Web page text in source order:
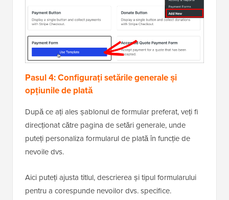
Pasul 4: Configurați setările generale și
opțiunile de plată
După ce ați ales șablonul de formular preferat, veți fi
direcționat către pagina de setări generale, unde
puteți personaliza formularul de plată în funcție de
nevoile dvs.
Aici puteți ajusta titlul, descrierea și tipul formularului
pentru a corespunde nevoilor dvs. specifice.